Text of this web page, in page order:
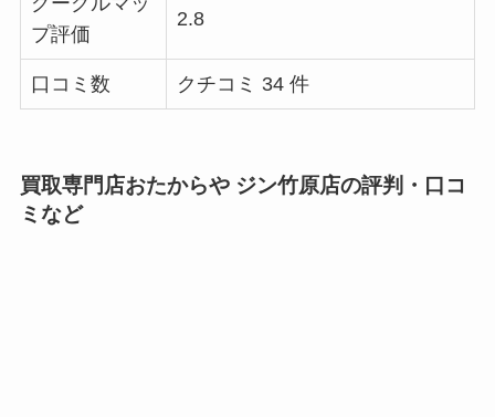
プ評価
2.8
口コミ数 クチコミ 34 件
買取専門店おたからや ジン竹原店の評判・口コ
ミなど